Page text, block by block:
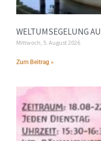
WELTUMSEGELUNG
Mittwoch, 5. August 2026
Zum Beitrag »